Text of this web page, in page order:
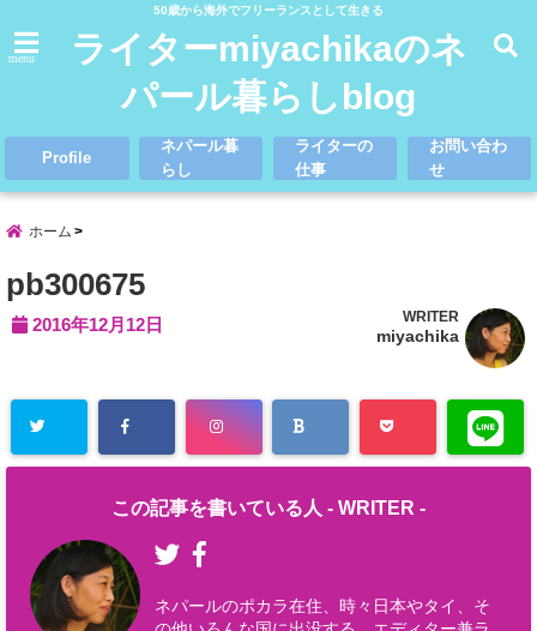
50歳から海外でフリーランスとして生きる
menu
ライターmiyachikaのネ
パール暮らしblog
Profile
ネパール暮
らし
ライターの
仕事
お問い合わ
せ
ホーム
pb300675
2016年12月12日 WRITER
miyachika
この記事を書いている人 - WRITER -
ネパールのポカラ在住、時々日本やタイ、そ